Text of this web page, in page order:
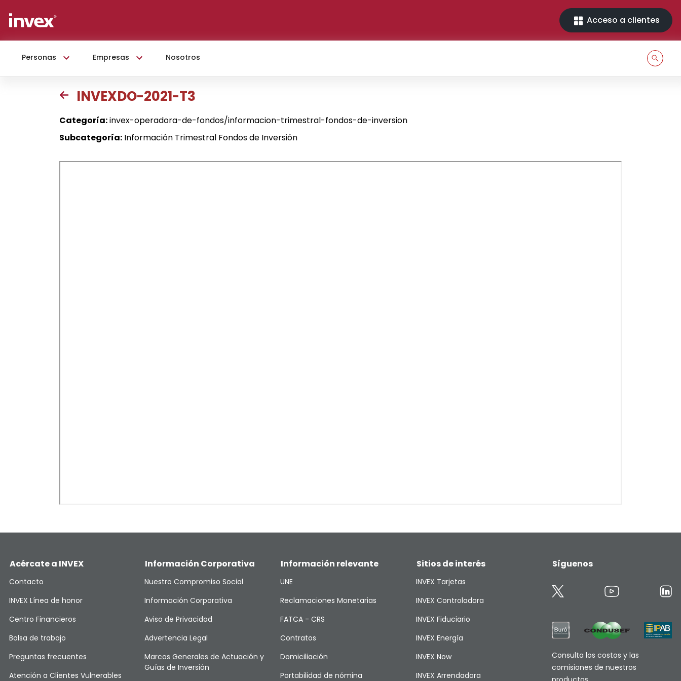
Acceso a clientes
Personas Empresas Nosotros
INVEXDO-2021-T3
Categoría:invex-operadora-de-fondos/informacion-trimestral-fondos-de-inversion
Subcategoría: Información Trimestral Fondos de Inversión
Acércate a INVEX
Contacto
INVEX Línea de honor
Centro Financieros
Bolsa de trabajo
Preguntas frecuentes
Atención a Clientes Vulnerables
Información Corporativa
Nuestro Compromiso Social
Información Corporativa
Aviso de Privacidad
Advertencia Legal
Marcos Generales de Actuación y
Guías de Inversión
Información relevante
UNE
Reclamaciones Monetarias
FATCA - CRS
Contratos
Domiciliación
Portabilidad de nómina
Sitios de interés
INVEX Tarjetas
INVEX Controladora
INVEX Fiduciario
INVEX Energía
INVEX Now
INVEX Arrendadora
Síguenos
Consulta los costos y las
comisiones de nuestros